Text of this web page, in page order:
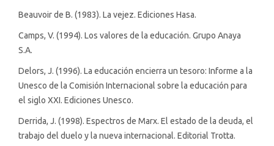
Beauvoir de B. (1983). La vejez. Ediciones Hasa.
Camps, V. (1994). Los valores de la educación. Grupo Anaya
S.A.
Delors, J. (1996). La educación encierra un tesoro: Informe a la
Unesco de la Comisión Internacional sobre la educación para
el siglo XXI. Ediciones Unesco.
Derrida, J. (1998). Espectros de Marx. El estado de la deuda, el
trabajo del duelo y la nueva internacional. Editorial Trotta.